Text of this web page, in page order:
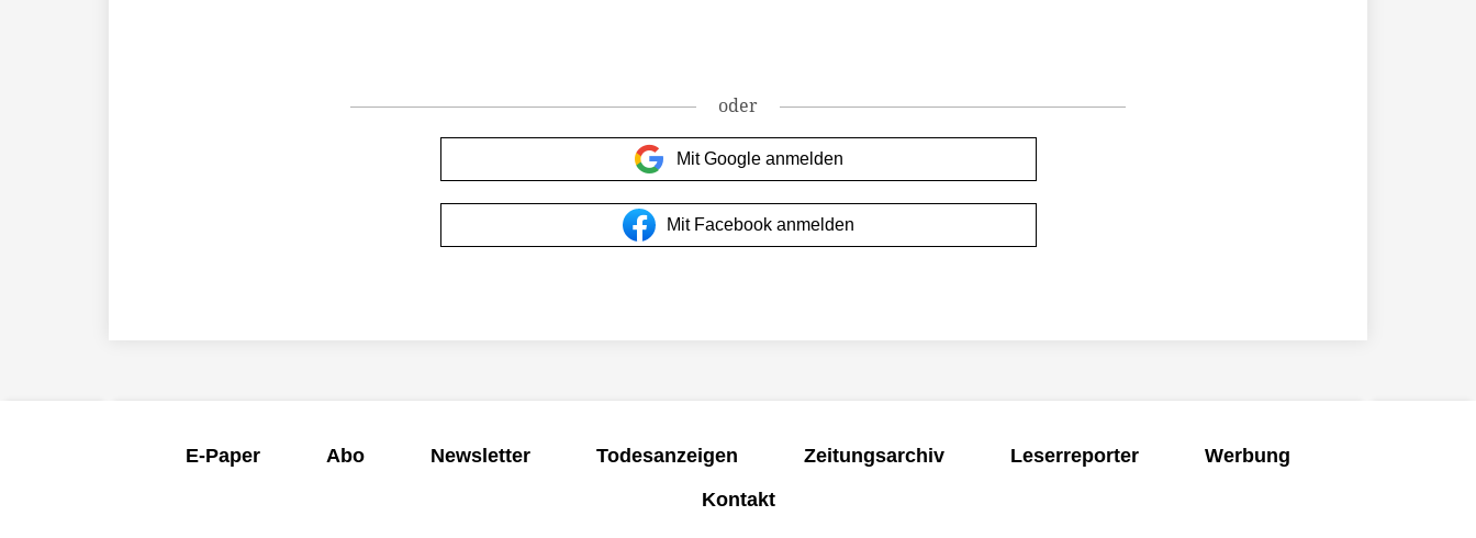
oder
Mit Google anmelden
Mit Facebook anmelden
E-Paper Abo Newsletter Todesanzeigen Zeitungsarchiv Leserreporter
Werbung
Kontakt